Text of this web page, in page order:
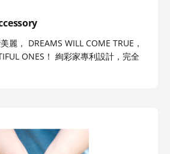
麗， DREAMS WILL COME TRUE，
ONES！ 絢彩家專利設計，完全